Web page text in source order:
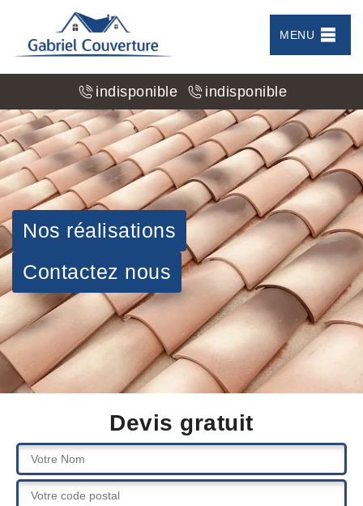
MENU
indisponible indisponible
Nos réalisations
Contactez nous
Devis gratuit